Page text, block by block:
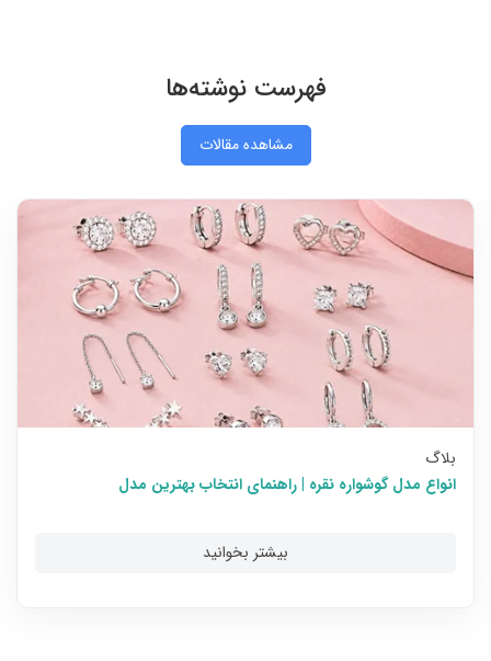
فهرست نوشته‌ها
مشاهده مقالات
بلاگ
انواع مدل گوشواره نقره | راهنمای انتخاب بهترین مدل
بیشتر بخوانید